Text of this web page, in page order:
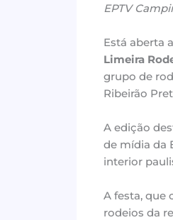
EPTV
Está aberta
Limeira
grupo de
Ribeirão
A edição
de mídia da
interior
A festa, que
rodeios da